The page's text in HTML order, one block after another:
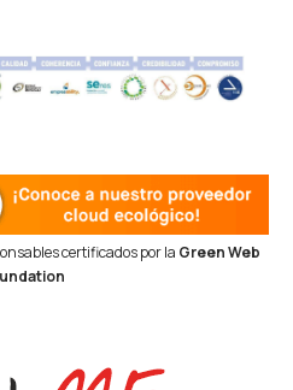
certificados por la Green Web